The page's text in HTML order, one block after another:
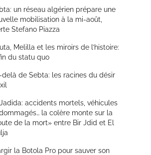
un réseau algérien prépare une
mobilisation à la mi-août,
Stefano Piazza
Melilla et les miroirs de l’histoire:
du statu quo
delà de Sebta: les racines du désir
accidents mortels, véhicules
la colère monte sur la
de la mort» entre Bir Jdid et El
la Botola Pro pour sauver son